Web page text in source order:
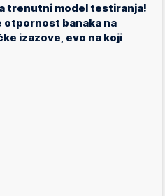
trenutni model testiranja!
otpornost banaka na
izazove, evo na koji